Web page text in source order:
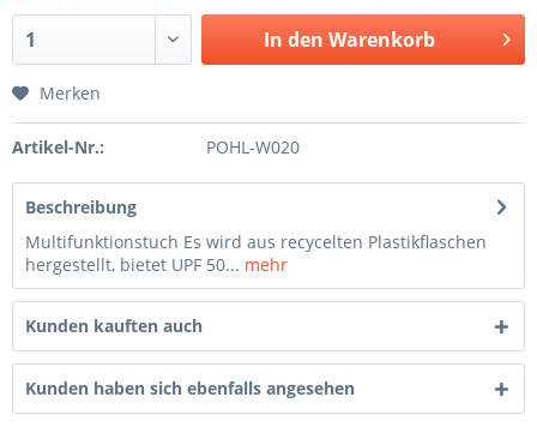
In den Warenkorb
Merken
Artikel-Nr.: POHL-W020
Beschreibung
Multifunktionstuch Es wird aus recycelten Plastikflaschen
hergestellt, bietet UPF 50... mehr
Kunden kauften auch
Kunden haben sich ebenfalls angesehen